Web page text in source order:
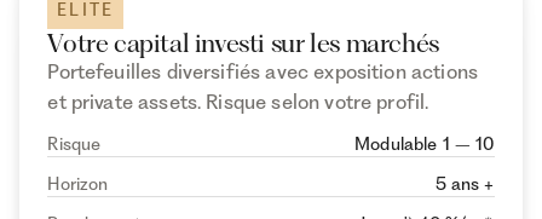
ELITE
Votre capital investi sur les marchés
Portefeuilles diversifiés avec exposition actions
et private assets. Risque selon votre profil.
Risque
Modulable 1 – 10
Horizon
5 ans +